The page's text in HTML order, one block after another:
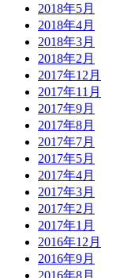
2018年5月
2018年4月
2018年3月
2018年2月
2017年12月
2017年11月
2017年9月
2017年8月
2017年7月
2017年5月
2017年4月
2017年3月
2017年2月
2017年1月
2016年12月
2016年9月
2016年8月